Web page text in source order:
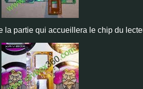
la partie qui accueillera le chip du